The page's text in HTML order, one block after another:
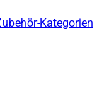
Kategorien